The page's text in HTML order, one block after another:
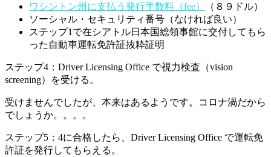
ワシントン州に支払う発行手数料（fee）
（８９ドル）
ソーシャル・セキュリティ番号（なければ良い）
ステップ1で在シアトル日本国総領事館に交付してもら
った自動車運転免許証抜粋証明
ステップ4：Driver Licensing Office で視力検査（vision
screening）を受ける。
受けませんでしたが、本来はあるようです。コロナ渦だから
でしょうか。。。。
ステップ5：4に合格したら、Driver Licensing Office で運転免
許証を発行してもらえる。